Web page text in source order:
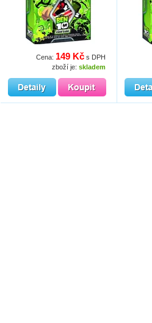
Cena: 149 Kčs DPH
zboží je: skladem